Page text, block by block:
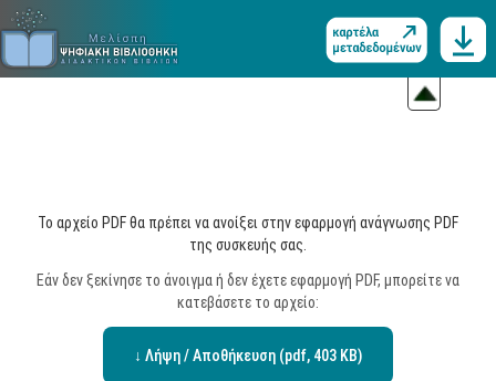
Το αρχείο PDF θα πρέπει να ανοίξει στην εφαρμογή ανάγνωσης PDF
της συσκευής σας.
Εάν δεν ξεκίνησε το άνοιγμα ή δεν έχετε εφαρμογή PDF, μπορείτε να
κατεβάσετε το αρχείο:
↓ Λήψη / Αποθήκευση (pdf, 403 KB)